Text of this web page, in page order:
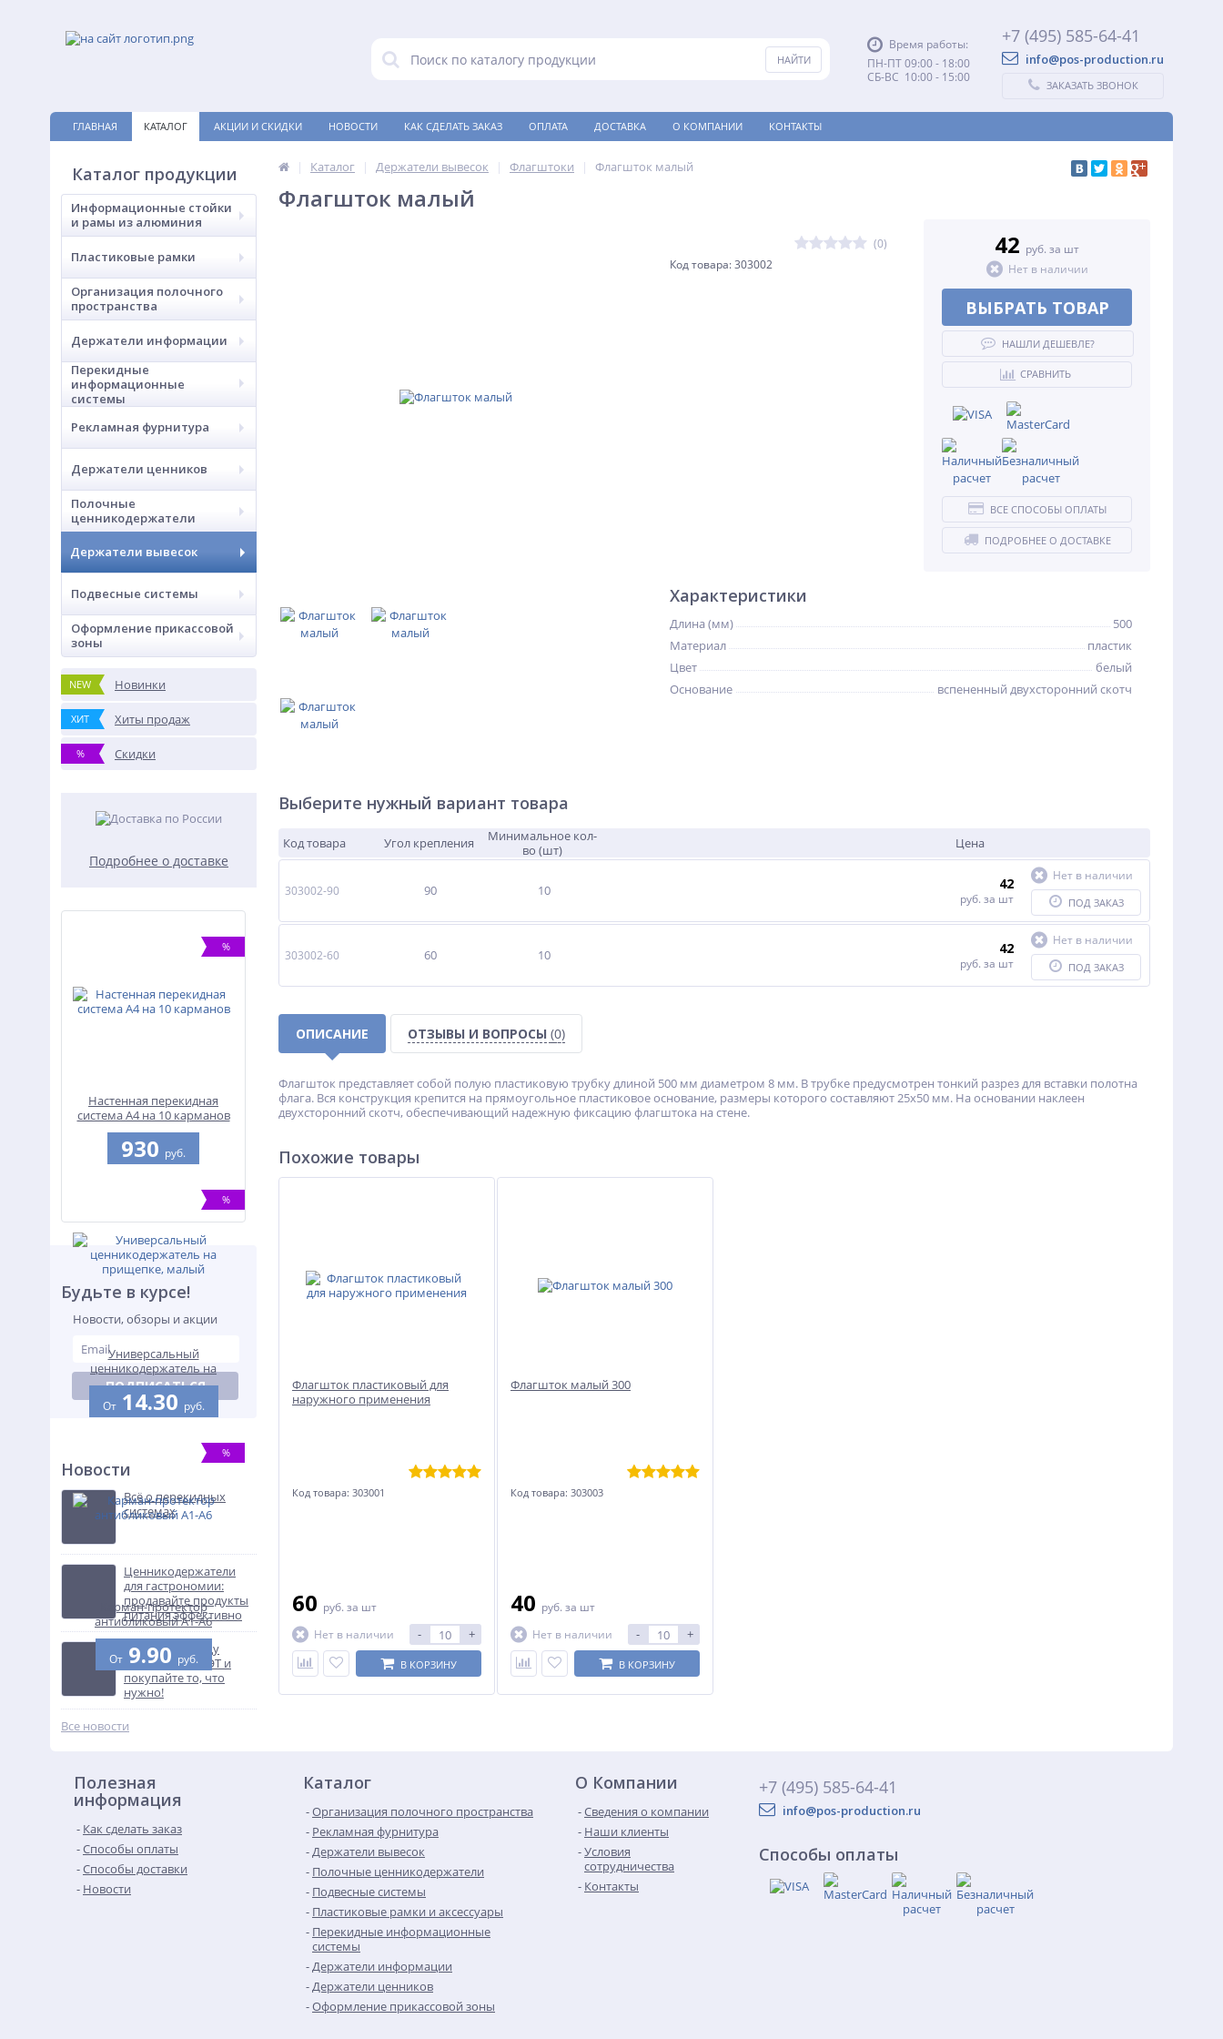
Время работы:
ПН-ПТ 09:00 - 18:00
СБ-ВС 10:00 - 15:00
+7 (495) 585-64-41
info@pos-production.ru
ЗАКАЗАТЬ ЗВОНОК
ГЛАВНАЯ КАТАЛОГ АКЦИИ И СКИДКИ НОВОСТИ КАК СДЕЛАТЬ ЗАКАЗ ОПЛАТА ДОСТАВКА О КОМПАНИИ КОНТАКТЫ
Каталог продукции
Информационные стойки
и рамы из алюминия
Пластиковые рамки
Организация полочного
пространства
Держатели информации
Перекидные
информационные
системы
Рекламная фурнитура
Держатели ценников
Полочные
ценникодержатели
Держатели вывесок
Подвесные системы
Оформление прикассовой
зоны
NEW Новинки
ХИТ Хиты продаж
% Скидки
Подробнее о доставке
%
Настенная перекидная
система А4 на 10 карманов
930 руб.
%
Универсальный
ценникодержатель на
прищепке, малый
От14.30 руб.
%
Карман-протектор
антибликовый А1-А6
От9.90 руб.
Будьте в курсе!
Новости, обзоры и акции
ПОДПИСАТЬСЯ
Новости
Всё о перекидных
системах
Ценникодержатели
для гастрономии:
продавайте продукты
питания эффективно
Узнайте разницу
между ПВХ и ПЭТ и
покупайте то, что
нужно!
Все новости
Каталог Держатели вывесок Флагштоки Флагшток малый
Флагшток малый
(0)
Код товара: 303002
42 руб. за шт
Нет в наличии
ВЫБРАТЬ ТОВАР
НАШЛИ ДЕШЕВЛЕ?
СРАВНИТЬ
ВСЕ СПОСОБЫ ОПЛАТЫ
ПОДРОБНЕЕ О ДОСТАВКЕ
Характеристики
Длина (мм)
500
Материал
пластик
Цвет
белый
Основание
вспененный двухсторонний скотч
Выберите нужный вариант товара
Код товара Угол крепления
Минимальное кол-
во (шт)
Цена
303002-90 90 10 42
руб. за шт
Нет в наличии
ПОД ЗАКАЗ
303002-60 60 10 42
руб. за шт
Нет в наличии
ПОД ЗАКАЗ
ОПИСАНИЕ ОТЗЫВЫ И ВОПРОСЫ (0)
Флагшток представляет собой полую пластиковую трубку длиной 500 мм диаметром 8 мм. В трубке предусмотрен тонкий разрез для вставки полотна
флага. Вся конструкция крепится на прямоугольное пластиковое основание, размеры которого составляют 25х50 мм. На основании наклеен
двухсторонний скотч, обеспечивающий надежную фиксацию флагштока на стене.
Похожие товары
Флагшток пластиковый для
наружного применения
Код товара: 303001
60 руб. за шт
Нет в наличии
- +
В КОРЗИНУ
Флагшток малый 300
Код товара: 303003
40 руб. за шт
Нет в наличии
- +
В КОРЗИНУ
Полезная
информация
Как сделать заказ
Способы оплаты
Способы доставки
Новости
Каталог
Организация полочного пространства
Рекламная фурнитура
Держатели вывесок
Полочные ценникодержатели
Подвесные системы
Пластиковые рамки и аксессуары
Перекидные информационные
системы
Держатели информации
Держатели ценников
Оформление прикассовой зоны
О Компании
Сведения о компании
Наши клиенты
Условия
сотрудничества
Контакты
+7 (495) 585-64-41
info@pos-production.ru
Способы оплаты